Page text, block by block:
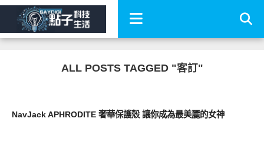
ALL POSTS TAGGED "客訂"
NavJack APHRODITE 奢華保護殼 讓你成為最美麗的女神